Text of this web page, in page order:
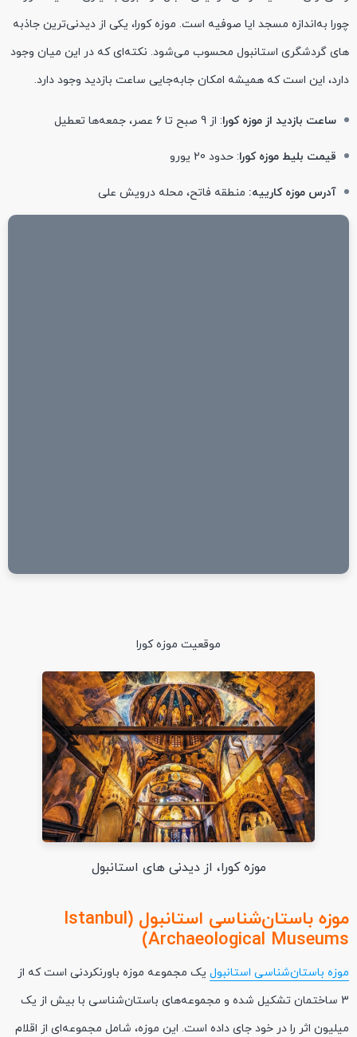
چورا به‌اندازه مسجد ایا صوفیه است. موزه کورا، یکی از دیدنی‌ترین جاذبه
های گردشگری استانبول محسوب می‌شود. نکته‌ای که در این میان وجود
دارد، این است که همیشه امکان جابه‌جایی ساعت بازدید وجود دارد.
ساعت بازدید از موزه کورا: از 9 صبح تا 6 عصر، جمعه‌ها تعطیل
قیمت بلیط موزه کورا: حدود 20 یورو
آدرس موزه کارییه: منطقه فاتح، محله درویش علی
موقعیت موزه کورا
موزه کورا، از دیدنی های استانبول
موزه باستان‌شناسی استانبول (Istanbul
Archaeological Museums)
موزه باستان‌شناسی استانبول یک مجموعه موزه باورنکردنی است که از
3 ساختمان تشکیل شده و مجموعه‌های باستان‌شناسی با بیش از یک
میلیون اثر را در خود جای داده است. این موزه، شامل مجموعه‌ای از اقلام